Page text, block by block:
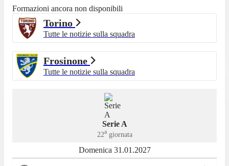
Formazioni ancora non disponibili
Torino
Tutte le notizie sulla squadra
Frosinone
Tutte le notizie sulla squadra
Serie A
22agiornata
Domenica 31.01.2027